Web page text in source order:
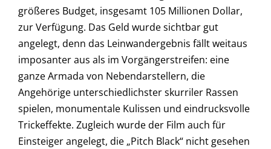
größeres Budget, insgesamt 105 Millionen Dollar,
zur Verfügung. Das Geld wurde sichtbar gut
angelegt, denn das Leinwandergebnis fällt weitaus
imposanter aus als im Vorgängerstreifen: eine
ganze Armada von Nebendarstellern, die
Angehörige unterschiedlichster skurriler Rassen
spielen, monumentale Kulissen und eindrucksvolle
Trickeffekte. Zugleich wurde der Film auch für
Einsteiger angelegt, die „Pitch Black“ nicht gesehen